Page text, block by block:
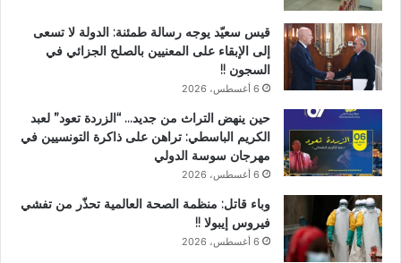
قيس سعيّد يوجه رسالة طمئنة: الدولة لا تسعى
إلى الإبقاء على المعنيين بالصلح الجزائي في
السجون !!
6 أغسطس، 2026
حين ينهض التراث من جديد… “الزردة تعود” لعبد
الكريم الباسطي: تراهن على ذاكرة التونسيين في
مهرجان سوسة الدولي
6 أغسطس، 2026
وباء قاتل: منظمة الصحة العالمية تحذّر من تفشي
فيروس إيبولا !!
6 أغسطس، 2026